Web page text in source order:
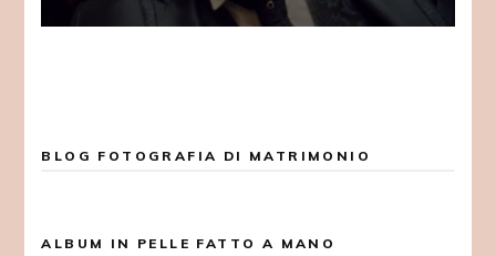
BLOG FOTOGRAFIA DI MATRIMONIO
ALBUM IN PELLE FATTO A MANO